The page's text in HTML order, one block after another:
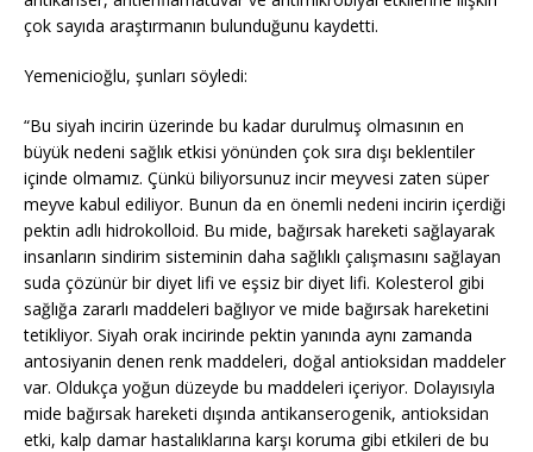
çok sayıda araştırmanın bulunduğunu kaydetti.
Yemenicioğlu, şunları söyledi:
“Bu siyah incirin üzerinde bu kadar durulmuş olmasının en
büyük nedeni sağlık etkisi yönünden çok sıra dışı beklentiler
içinde olmamız. Çünkü biliyorsunuz incir meyvesi zaten süper
meyve kabul ediliyor. Bunun da en önemli nedeni incirin içerdiği
pektin adlı hidrokolloid. Bu mide, bağırsak hareketi sağlayarak
insanların sindirim sisteminin daha sağlıklı çalışmasını sağlayan
suda çözünür bir diyet lifi ve eşsiz bir diyet lifi. Kolesterol gibi
sağlığa zararlı maddeleri bağlıyor ve mide bağırsak hareketini
tetikliyor. Siyah orak incirinde pektin yanında aynı zamanda
antosiyanin denen renk maddeleri, doğal antioksidan maddeler
var. Oldukça yoğun düzeyde bu maddeleri içeriyor. Dolayısıyla
mide bağırsak hareketi dışında antikanserogenik, antioksidan
etki, kalp damar hastalıklarına karşı koruma gibi etkileri de bu